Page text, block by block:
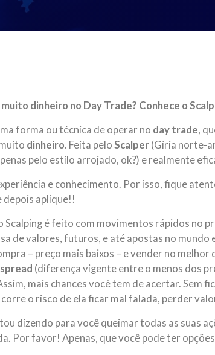
muito dinheiro no Day Trade? Conhece o
forma ou técnica de operar no day trade,
dinheiro. Feita peloScalper (Gíria norte-
pelo estilo arrojado, ok?) e realmente
e conhecimento. Por isso, fique
depois aplique!!
Scalping é feito com movimentos rápidos no
de valores, futuros, e até apostas no
– preço mais baixos – e vender no melhor
spread (diferença vigente entre o menos dos
mais chances você tem de acertar. Sem
corre o risco de ela ficar mal falada, perder
dizendo para você queimar todas as suas
Por favor! Apenas, que você pode ter